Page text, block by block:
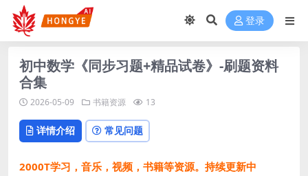
登录
初中数学《同步习题+精品试卷》-刷题资料
合集
2026-05-09 书籍资源 13
详情介绍 常见问题
2000T学习，音乐，视频，书籍等资源。持续更新中